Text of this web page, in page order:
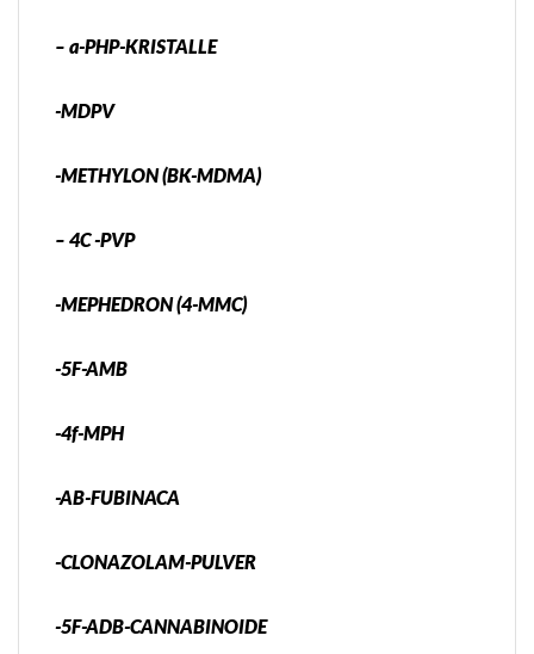
– a-PHP-KRISTALLE
-MDPV
-METHYLON (BK-MDMA)
– 4C -PVP
-MEPHEDRON (4-MMC)
-5F-AMB
-4f-MPH
-AB-FUBINACA
-CLONAZOLAM-PULVER
-5F-ADB-CANNABINOIDE